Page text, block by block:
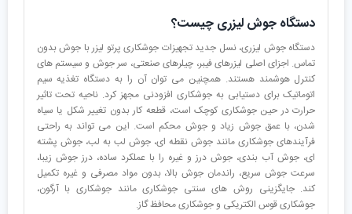
دستگاه جوش لیزری چیست؟
دستگاه جوش لیزری، نسل جدید تجهیزات جوشکاری پرتو لیزر با جوش بدون
تماس. اجزای اصلی لیزرهای فیبر، چیلرهای صنعتی، سر جوش و سیستم های
کنترل هوشمند هستند. همچنین می توان آن را به دستگاه تغذیه سیم
اتوماتیک برای دستیابی به جوشکاری افزودنی مجهز کرد. ناحیه تحت تاثیر
حرارت در حین جوشکاری کوچک است، قطعه کار بدون تغییر شکل یا سیاه
شدن، با عمق جوش زیاد و جوش محکم است. این می تواند به راحتی
فرآیندهای جوشکاری مانند جوش نقطه ای، جوش لب به لب، جوش پشته
ای، جوش آب بندی، جوش درز و غیره را با عملکرد ساده، درز جوش زیبا،
سرعت جوش سریع، راندمان جوش بالا، بدون مواد مصرفی و غیره تکمیل
کند. جایگزینی روش های سنتی جوشکاری مانند جوشکاری با آرگون،
جوشکاری قوس الکتریکی و جوشکاری محافظ گاز.